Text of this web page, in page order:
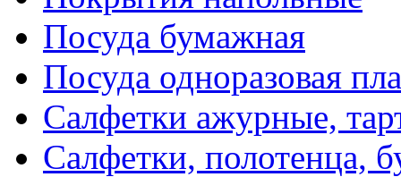
Посуда бумажная
Посуда одноразовая
Салфетки ажурные,
Салфетки, полотенца,